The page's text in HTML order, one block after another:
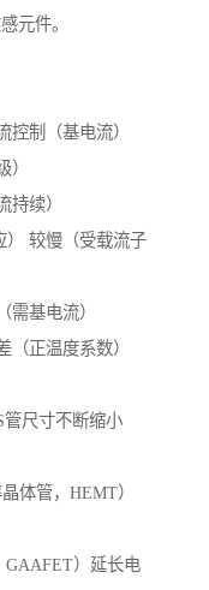
元件。
制（基电流）
续）
） 较慢（受载流子
基电流）
正温度系数）
尺寸不断缩小
体管，HEMT）
GAAFET）延长电